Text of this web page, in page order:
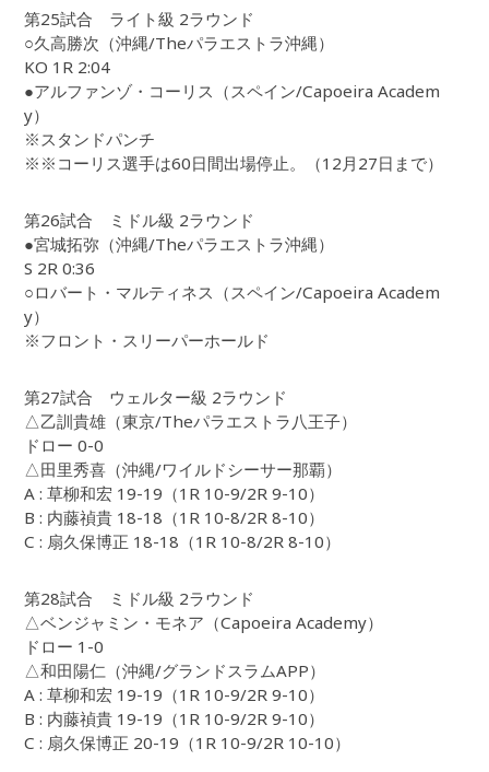
第25試合 ライト級 2ラウンド
○久高勝次（沖縄/Theパラエストラ沖縄）
KO 1R 2:04
●アルファンゾ・コーリス（スペイン/Capoeira Academ
y）
※スタンドパンチ
※※コーリス選手は60日間出場停止。（12月27日まで）
第26試合 ミドル級 2ラウンド
●宮城拓弥（沖縄/Theパラエストラ沖縄）
S 2R 0:36
○ロバート・マルティネス（スペイン/Capoeira Academ
y）
※フロント・スリーパーホールド
第27試合 ウェルター級 2ラウンド
△乙訓貴雄（東京/Theパラエストラ八王子）
ドロー 0-0
△田里秀喜（沖縄/ワイルドシーサー那覇）
A : 草柳和宏 19-19（1R 10-9/2R 9-10）
B : 内藤禎貴 18-18（1R 10-8/2R 8-10）
C : 扇久保博正 18-18（1R 10-8/2R 8-10）
第28試合 ミドル級 2ラウンド
△ベンジャミン・モネア（Capoeira Academy）
ドロー 1-0
△和田陽仁（沖縄/グランドスラムAPP）
A : 草柳和宏 19-19（1R 10-9/2R 9-10）
B : 内藤禎貴 19-19（1R 10-9/2R 9-10）
C : 扇久保博正 20-19（1R 10-9/2R 10-10）